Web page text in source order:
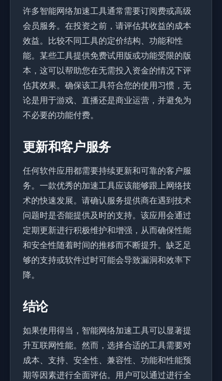
许多智能网络加速工具通常需要订阅费或高级
会员服务。在投资之前，请评估其收益的成本
效益。比较不同工具的定价结构、功能和性
能。某些工具提供免费试用版或功能受限的版
本，这可以帮助您在无需投入资金的情况下评
估其效果。确保该工具符合您的使用习惯，无
论是用于游戏、直播还是商业运营，并避免为
不必要的功能付费。
更新和客户服务
任何软件应用都需要持续更新和可靠的客户服
务。一款优秀的加速工具应该能够跟上网络技
术的快速发展。请确认服务提供商在遇到技术
问题时是否能提供及时的支持。该应用会通过
定期更新进行积极维护和增强，从而确保性能
和安全性随着时间的推移而不断提升。缺乏足
够的支持或软件过时可能会导致漏洞和效率下
降。
结论
如果使用得当，智能网络加速工具可以显著提
升互联网性能。然而，选择合适的工具需要对
成本、支持、安全性、兼容性、功能和性能预
期等因素进行全面评估。用户可以通过进行全